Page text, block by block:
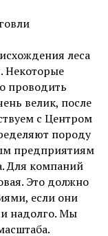
леса
Некоторые
проводить
велик, после
с Центром
породу
предприятиям
Для компаний
Это должно
если они
надолго. Мы